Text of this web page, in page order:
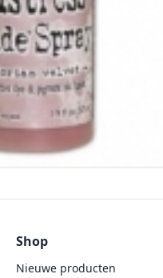
Shop
Nieuwe producten